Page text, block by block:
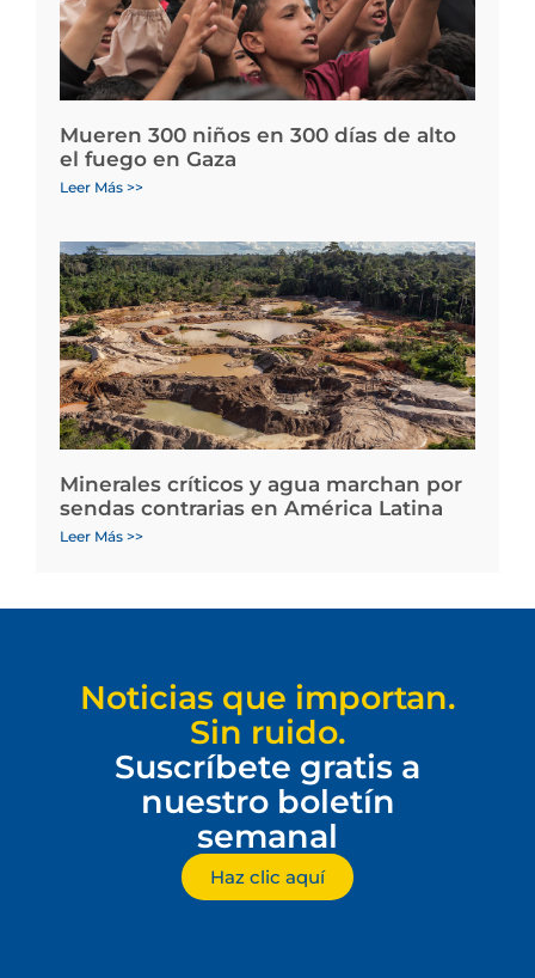
Mueren 300 niños en 300 días de alto
el fuego en Gaza
Leer Más >>
Minerales críticos y agua marchan por
sendas contrarias en América Latina
Leer Más >>
Noticias que importan.
Sin ruido.
Suscríbete gratis a
nuestro boletín
semanal
Haz clic aquí